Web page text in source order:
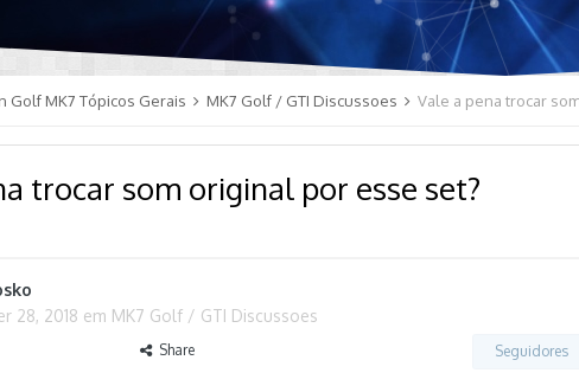
Golf MK7 Tópicos Gerais MK7 Golf / GTI Discussoes Vale a pena trocar
trocar som original por esse set?
28, 2018 em MK7 Golf / GTI Discussoes
Share Seguidores